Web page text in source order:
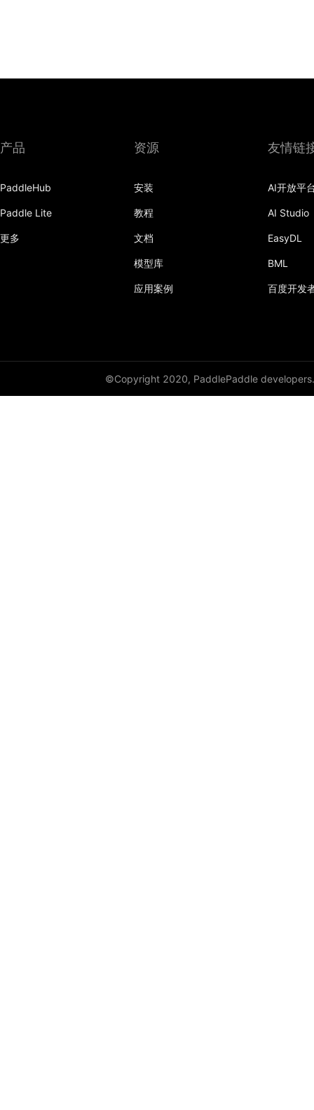
产品
PaddleHub
Paddle Lite
更多
资源
安装
教程
文档
模型库
应用案例
友情链
AI开放平
AI Studio
EasyDL
BML
百度开发
©Copyright 2020, PaddlePaddle developers.